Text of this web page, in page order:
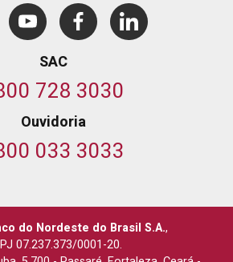
SAC
728 3030
Ouvidoria
033 3033
do Nordeste do Brasil S.A.,
07.237.373/0001-20.